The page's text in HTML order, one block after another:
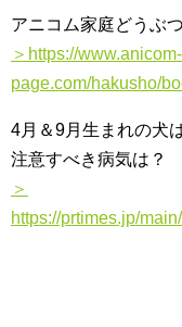
アニコム家庭どうぶ
＞https://www.anicom-
page.com/hakusho/
4月＆9月生まれの犬
注意すべき病気は？
＞
https://prtimes.jp/